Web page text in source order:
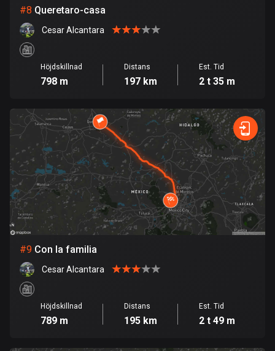
1 rutt
Georgien
53 rutter
86 rutter
Gibraltar
25 rutter
Grekland
4668 rutter
Grenada
Grönland
Guadeloupe
1 rutt
#8 Queretaro-casa
Cesar Alcantara
Höjdskillnad
798 m
Distans
197 km
Est. Tid
2 t 35 m
#9 Con la familia
Cesar Alcantara
Höjdskillnad
789 m
Distans
195 km
Est. Tid
2 t 49 m